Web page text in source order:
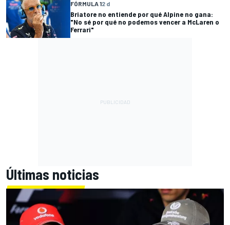
FÓRMULA 12 d
Briatore no entiende por qué Alpine no gana:
"No sé por qué no podemos vencer a McLaren o
Ferrari"
Últimas noticias